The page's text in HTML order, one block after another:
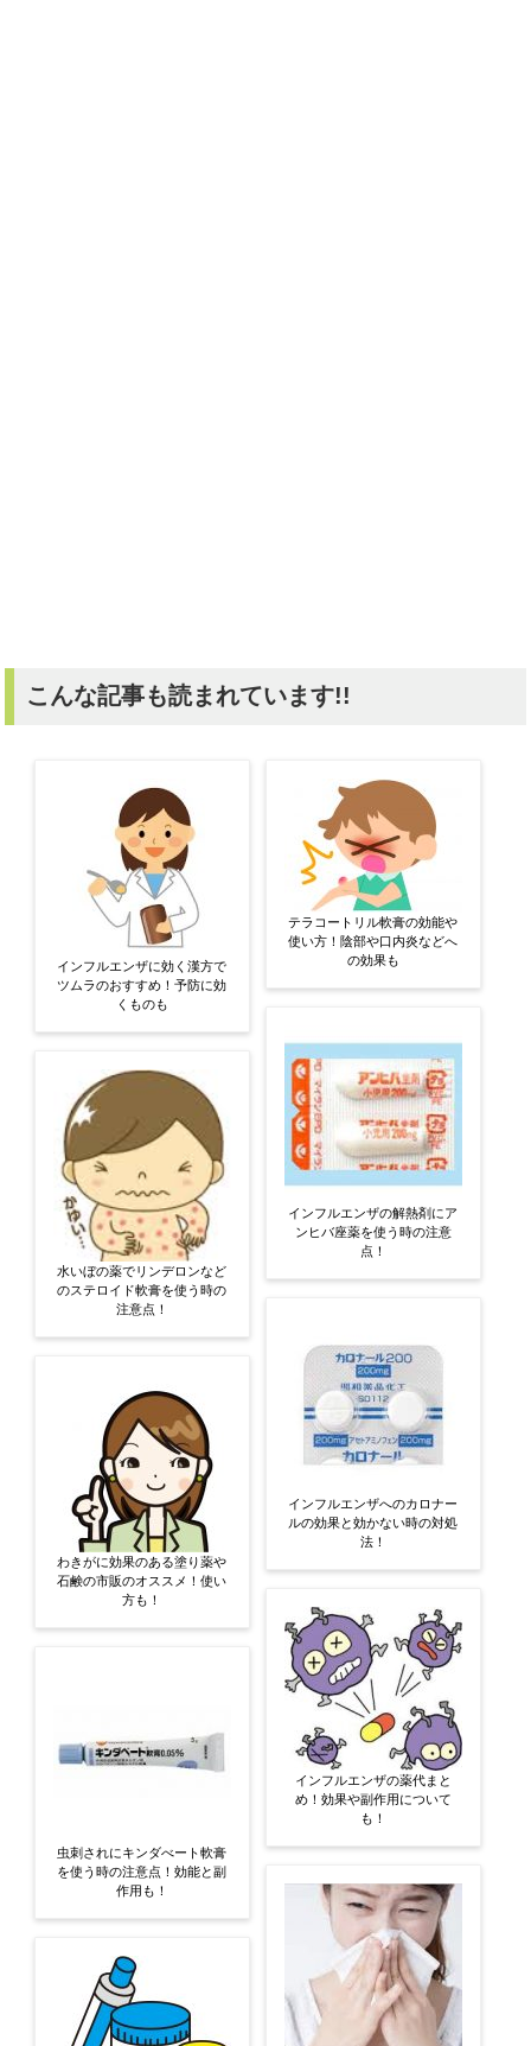
こんな記事も読まれています!!
インフルエンザに効く漢方で
ツムラのおすすめ！予防に効
くものも
水いぼの薬でリンデロンなど
のステロイド軟膏を使う時の
注意点！
わきがに効果のある塗り薬や
石鹸の市販のオススメ！使い
方も！
虫刺されにキンダべート軟膏
を使う時の注意点！効能と副
作用も！
テラコートリル軟膏の効能や
使い方！陰部や口内炎などへ
の効果も
インフルエンザの解熱剤にア
ンヒバ座薬を使う時の注意
点！
インフルエンザへのカロナー
ルの効果と効かない時の対処
法！
インフルエンザの薬代まと
め！効果や副作用について
も！